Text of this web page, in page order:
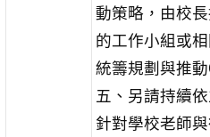
動策略，由校
的工作小組或
統籌規劃與推動
五、另請持續
針對學校老師